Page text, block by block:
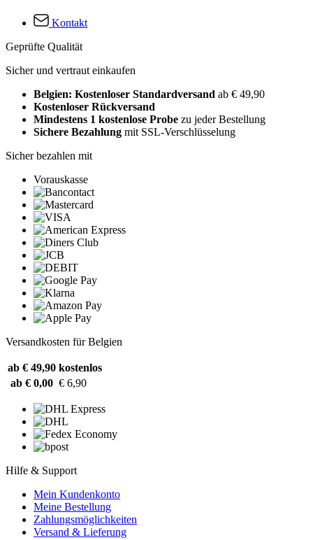
Kontakt
Geprüfte Qualität
Sicher und vertraut einkaufen
Belgien: Kostenloser Standardversand ab € 49,90
Kostenloser Rückversand
Mindestens 1 kostenlose Probe zu jeder Bestellung
Sichere Bezahlung mit SSL-Verschlüsselung
Sicher bezahlen mit
Vorauskasse
Versandkosten für Belgien
ab € 49,90 kostenlos
ab € 0,00 € 6,90
Hilfe & Support
Mein Kundenkonto
Meine Bestellung
Zahlungsmöglichkeiten
Versand & Lieferung